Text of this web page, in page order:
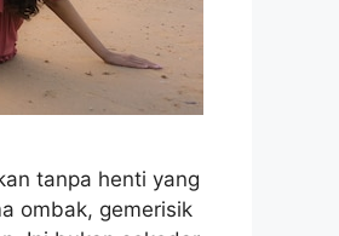
tanpa henti yang
ombak, gemerisik